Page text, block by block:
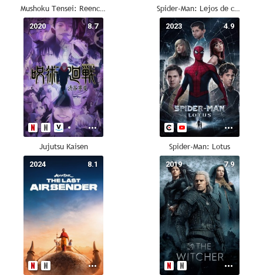
Mushoku Tensei: Reencarnación desde cero Spider-Man: Lejos de casa
8.7
2020
Jujutsu Kaisen
4.9
2023
Spider-Man: Lotus
8.1
2024 7.9
2019